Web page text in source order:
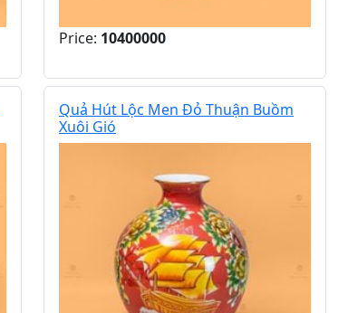
Price: 10400000
Quả Hút Lộc Men Đỏ Thuận Buồm
Xuôi Gió